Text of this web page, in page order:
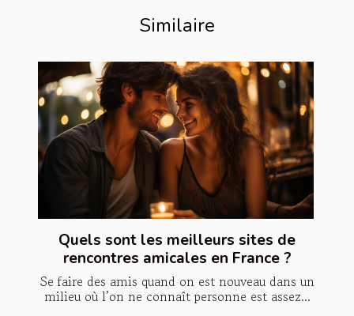
Similaire
Quels sont les meilleurs sites de
rencontres amicales en France ?
Se faire des amis quand on est nouveau dans un
milieu où l’on ne connaît personne est assez...